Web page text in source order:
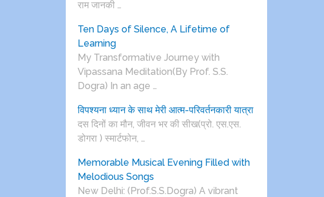
राम जानकी …
Ten Days of Silence, A Lifetime of
Learning
My Transformative Journey with
Vipassana Meditation(By Prof. S.S.
Dogra) In an age …
विपश्यना ध्यान के साथ मेरी आत्म-परिवर्तनकारी यात्रा
दस दिनों का मौन, जीवन भर की सीख(प्रो. एस.एस.
डोगरा ) स्मार्टफोन, …
Memorable Musical Evening Filled with
Melodious Songs
New Delhi: (Prof.S.S.Dogra) A vibrant